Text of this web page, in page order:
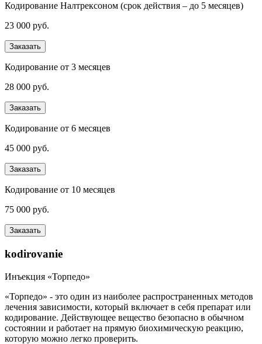
Кодирование Налтрексоном (срок действия – до 5 месяцев)
23 000 руб.
Заказать
Кодирование от 3 месяцев
28 000 руб.
Заказать
Кодирование от 6 месяцев
45 000 руб.
Заказать
Кодирование от 10 месяцев
75 000 руб.
Заказать
kodirovanie
Инъекция «Торпедо»
«Торпедо» - это один из наиболее распространенных методов
лечения зависимости, который включает в себя препарат или
кодирование. Действующее вещество безопасно в обычном
состоянии и работает на прямую биохимическую реакцию,
которую можно легко проверить.